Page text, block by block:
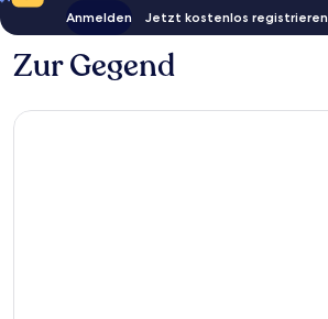
Anmelden Jetzt kostenlos registrieren
Zur Gegend